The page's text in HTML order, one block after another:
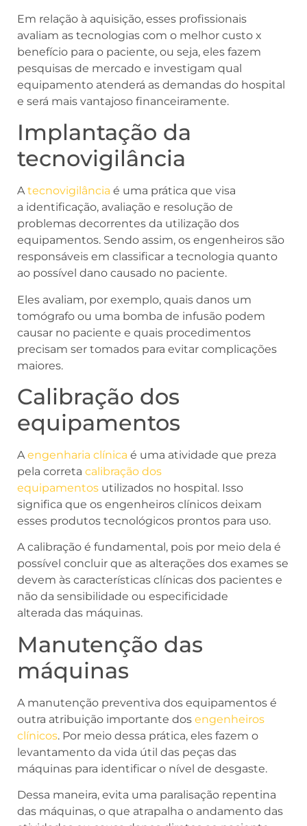
Em relação à aquisição, esses profissionais
avaliam as tecnologias com o melhor custo x
benefício para o paciente, ou seja, eles fazem
pesquisas de mercado e investigam qual
equipamento atenderá as demandas do hospital
e será mais vantajoso financeiramente.
Implantação da
tecnovigilância
Atecnovigilância é uma prática que visa
a identificação, avaliação e resolução de
problemas decorrentes da utilização dos
equipamentos. Sendo assim, os engenheiros são
responsáveis em classificar a tecnologia quanto
ao possível dano causado no paciente.
Eles avaliam, por exemplo, quais danos um
tomógrafo ou uma bomba de infusão podem
causar no paciente e quais procedimentos
precisam ser tomados para evitar complicações
maiores.
Calibração dos
equipamentos
Aengenharia clínica é uma atividade que preza
pela correta calibração dos
equipamentos utilizados no hospital. Isso
significa que os engenheiros clínicos deixam
esses produtos tecnológicos prontos para uso.
A calibração é fundamental, pois por meio dela é
possível concluir que as alterações dos exames se
devem às características clínicas dos pacientes e
não da sensibilidade ou especificidade
alterada das máquinas.
Manutenção das
máquinas
A manutenção preventiva dos equipamentos é
outra atribuição importante dos engenheiros
clínicos. Por meio dessa prática, eles fazem o
levantamento da vida útil das peças das
máquinas para identificar o nível de desgaste.
Dessa maneira, evita uma paralisação repentina
das máquinas, o que atrapalha o andamento das